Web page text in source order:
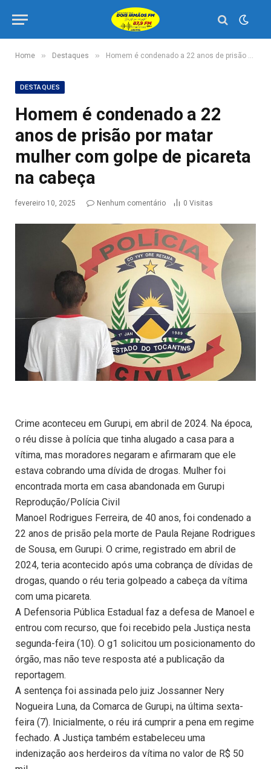
Home » Destaques » Homem é condenado a 22 anos de prisão por matar mulher com golpe de picareta na cabeça
DESTAQUES
Homem é condenado a 22
anos de prisão por matar
mulher com golpe de picareta
na cabeça
fevereiro 10, 2025 Nenhum comentário 0 Visitas
Crime aconteceu em Gurupi, em abril de 2024. Na época,
o réu disse à polícia que tinha alugado a casa para a
vítima, mas moradores negaram e afirmaram que ele
estava cobrando uma dívida de drogas. Mulher foi
encontrada morta em casa abandonada em Gurupi
Reprodução/Polícia Civil
Manoel Rodrigues Ferreira, de 40 anos, foi condenado a
22 anos de prisão pela morte de Paula Rejane Rodrigues
de Sousa, em Gurupi. O crime, registrado em abril de
2024, teria acontecido após uma cobrança de dívidas de
drogas, quando o réu teria golpeado a cabeça da vítima
com uma picareta.
A Defensoria Pública Estadual faz a defesa de Manoel e
entrou com recurso, que foi recebido pela Justiça nesta
segunda-feira (10). O g1 solicitou um posicionamento do
órgão, mas não teve resposta até a publicação da
reportagem.
A sentença foi assinada pelo juiz Jossanner Nery
Nogueira Luna, da Comarca de Gurupi, na última sexta-
feira (7). Inicialmente, o réu irá cumprir a pena em regime
fechado. A Justiça também estabeleceu uma
indenização aos herdeiros da vítima no valor de R$ 50